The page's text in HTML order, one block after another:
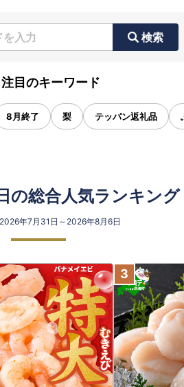
検索
目のキーワード
8月終了 梨 テッパン返礼品
の総合人気ランキング
年7月31日～2026年8月6日